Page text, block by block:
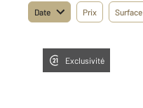
Date Prix Surface
Exclusivité